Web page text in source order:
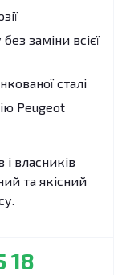
заміни всієї
сталі
Peugeot
власників
та якісний
18